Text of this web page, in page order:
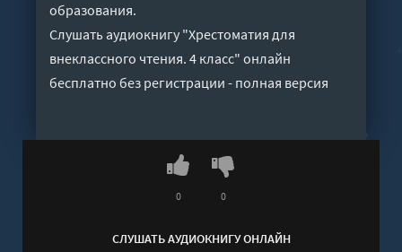
образования.
Слушать аудиокнигу "Хрестоматия для
внеклассного чтения. 4 класс" онлайн
бесплатно без регистрации - полная версия
СЛУШАТЬ АУДИОКНИГУ ОНЛАЙН
0 0